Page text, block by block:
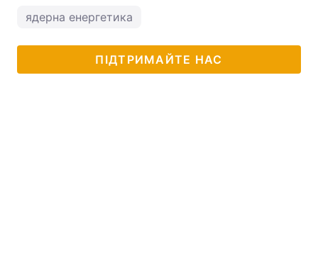
ядерна енергетика
ПІДТРИМАЙТЕ НАС